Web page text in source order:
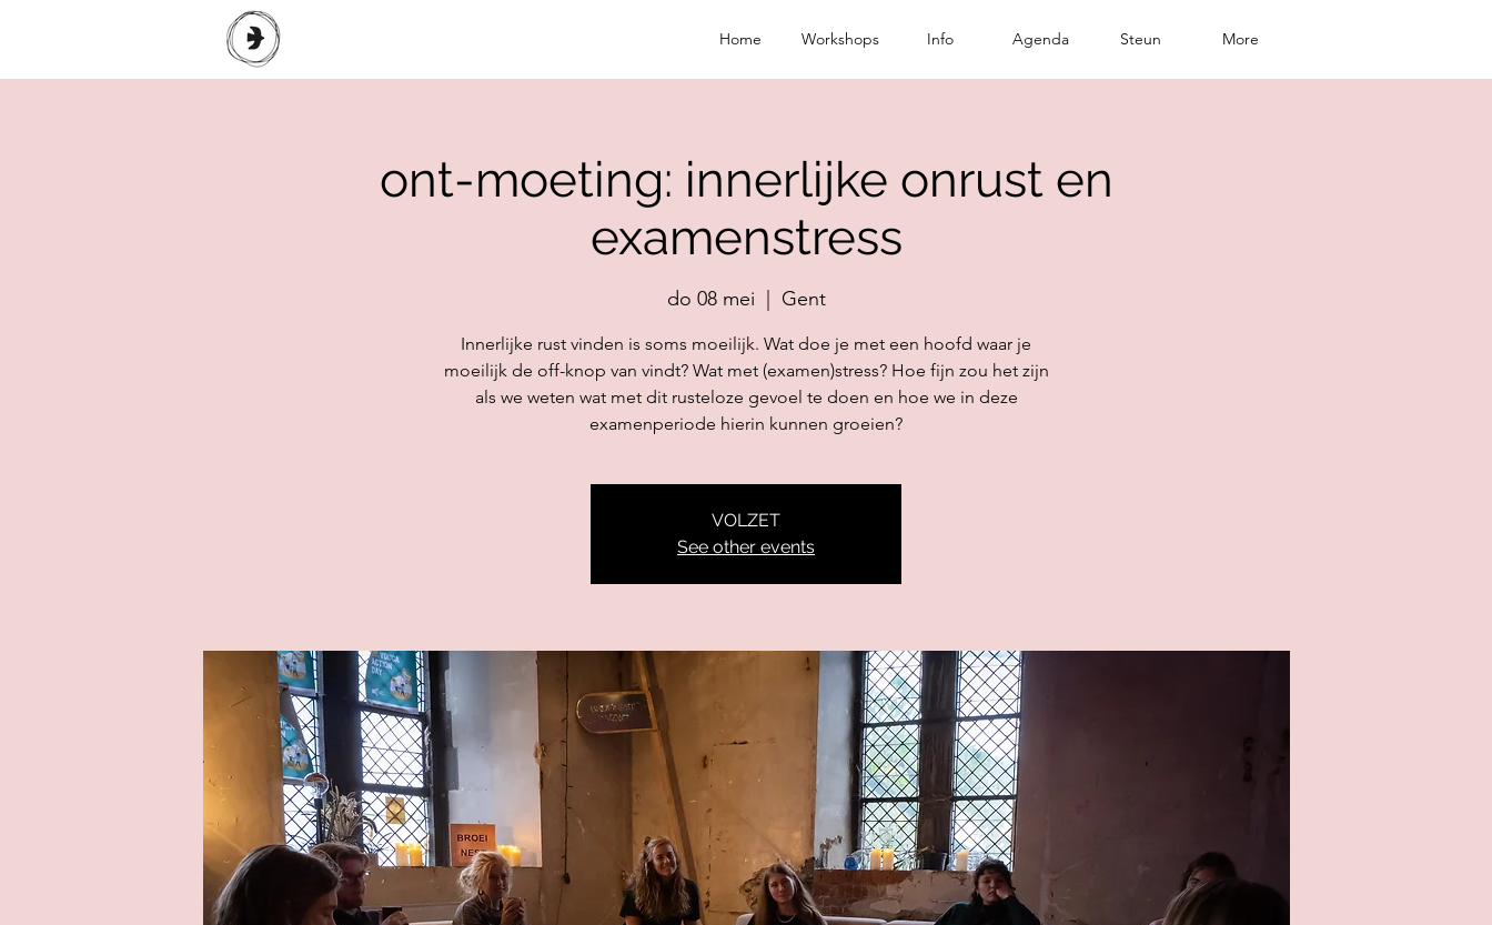
Home Workshops Info Agenda Steun More
ont-moeting: innerlijke onrust en
examenstress
do 08 mei
  |
Gent
Innerlijke rust vinden is soms moeilijk. Wat doe je met een hoofd waar je
moeilijk de off-knop van vindt? Wat met (examen)stress? Hoe fijn zou het zijn
als we weten wat met dit rusteloze gevoel te doen en hoe we in deze
examenperiode hierin kunnen groeien?
VOLZET
See other events